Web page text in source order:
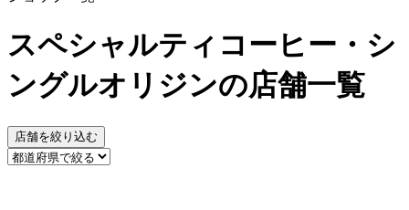
スペシャルティコーヒー・シ
ングルオリジンの店舗一覧
店舗を絞り込む